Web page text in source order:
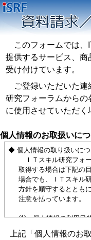
このフォームでは、
提供するサービス、
受け付けています。
ご登録いただいた連
研究フォーラムから
に使用させていただく
個人情報のお取扱いに
◆ 個人情報の取り扱いにつ
ＩＴスキル研究フォ
取得する場合は下記の
場合でも、ＩＴスキル
方針を順守するととも
注意を払っています。
(1) 個人情報の利用目
個人情報の種類
上記「個人情報のお